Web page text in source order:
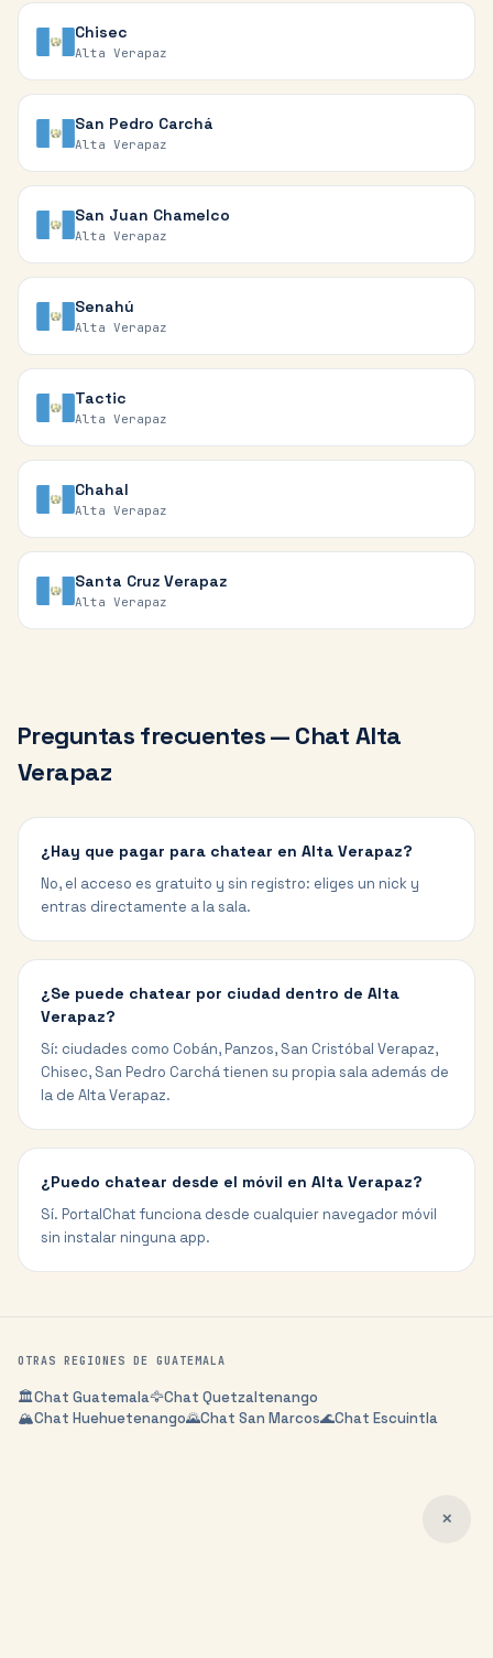
Chisec
Alta Verapaz
San Pedro Carchá
Alta Verapaz
San Juan Chamelco
Alta Verapaz
Senahú
Alta Verapaz
Tactic
Alta Verapaz
Chahal
Alta Verapaz
Santa Cruz Verapaz
Alta Verapaz
Preguntas frecuentes — Chat Alta
Verapaz
¿Hay que pagar para chatear en Alta Verapaz?
No, el acceso es gratuito y sin registro: eliges un nick y
entras directamente a la sala.
¿Se puede chatear por ciudad dentro de Alta
Verapaz?
Sí: ciudades como Cobán, Panzos, San Cristóbal Verapaz,
Chisec, San Pedro Carchá tienen su propia sala además de
la de Alta Verapaz.
¿Puedo chatear desde el móvil en Alta Verapaz?
Sí. PortalChat funciona desde cualquier navegador móvil
sin instalar ninguna app.
OTRAS REGIONES DE GUATEMALA
🏛️Chat Guatemala🦅Chat Quetzaltenango
🏔️Chat Huehuetenango🌄Chat San Marcos🌊Chat Escuintla
✕